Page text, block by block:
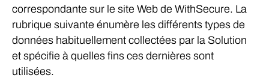
correspondante sur le site Web de WithSecure. La
rubrique suivante énumère les différents types de
données habituellement collectées par la Solution
et spécifie à quelles fins ces dernières sont
utilisées.